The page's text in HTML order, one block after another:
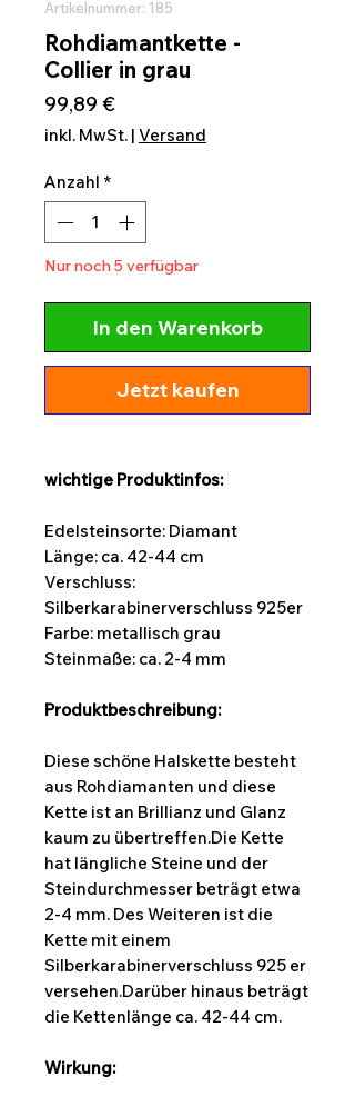
Artikelnummer: 185
Rohdiamantkette -
Collier in grau
99,89 €Preis
inkl. MwSt. | Versand
Anzahl *
Nur noch 5 verfügbar
In den Warenkorb
Jetzt kaufen
wichtige Produktinfos:
Edelsteinsorte: Diamant
Länge: ca. 42-44 cm
Verschluss:
Silberkarabinerverschluss 925er
Farbe: metallisch grau
Steinmaße: ca. 2-4 mm
Produktbeschreibung:
Diese schöne Halskette besteht
aus Rohdiamanten und diese
Kette ist an Brillianz und Glanz
kaum zu übertreffen.Die Kette
hat längliche Steine und der
Steindurchmesser beträgt etwa
2-4 mm. Des Weiteren ist die
Kette mit einem
Silberkarabinerverschluss 925 er
versehen.Darüber hinaus beträgt
die Kettenlänge ca. 42-44 cm.
Wirkung: